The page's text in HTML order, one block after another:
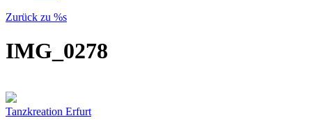
Zurück zu %s
IMG_0278
Tanzkreation Erfurt